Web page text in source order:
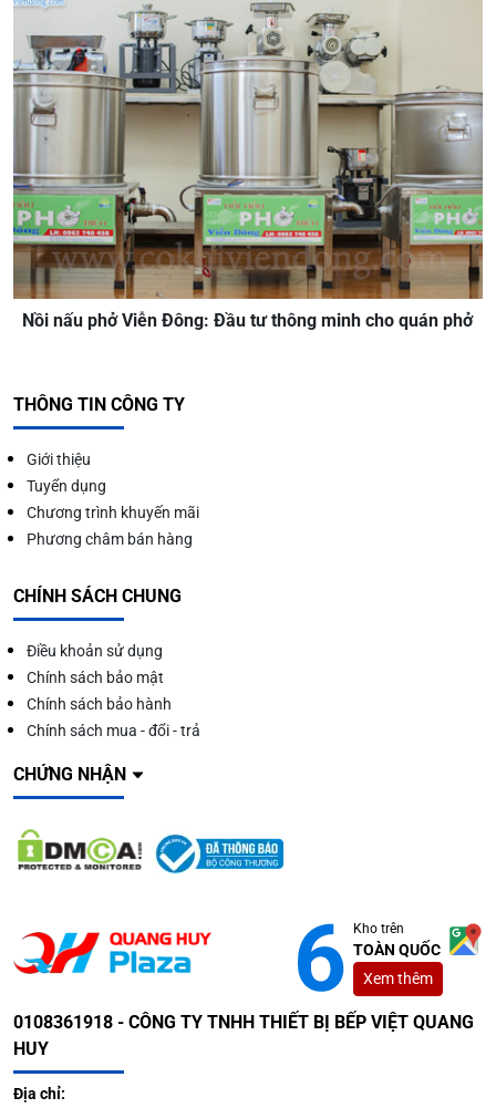
Nồi nấu phở Viễn Đông: Đầu tư thông minh cho quán phở
THÔNG TIN CÔNG TY
Giới thiệu
Tuyển dụng
Chương trình khuyến mãi
Phương châm bán hàng
CHÍNH SÁCH CHUNG
Điều khoản sử dụng
Chính sách bảo mật
Chính sách bảo hành
Chính sách mua - đổi - trả
CHỨNG NHẬN
Kho trên
TOÀN QUỐC
Xem thêm
0108361918 - CÔNG TY TNHH THIẾT BỊ BẾP VIỆT QUANG
HUY
Địa chỉ: